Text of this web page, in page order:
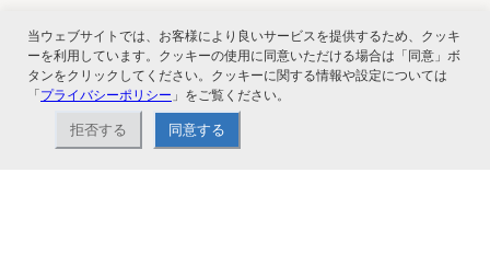
関連サービス
当ウェブサイトでは、お客様により良いサービスを提供するため、クッキ
ーを利用しています。クッキーの使用に同意いただける場合は「同意」ボ
タンをクリックしてください。クッキーに関する情報や設定については
「プライバシーポリシー 」をご覧ください。
拒否する 同意する